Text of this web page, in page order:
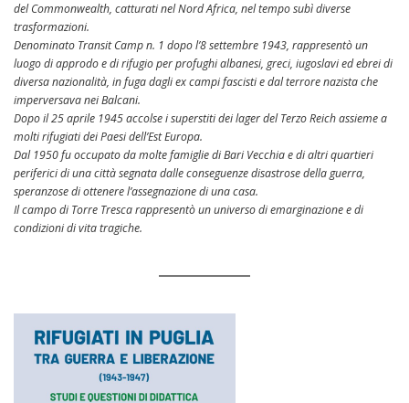
del Commonwealth, catturati nel Nord Africa, nel tempo subì diverse
trasformazioni.
Denominato Transit Camp n. 1 dopo l’8 settembre 1943, rappresentò un
luogo di approdo e di rifugio per profughi albanesi, greci, iugoslavi ed ebrei di
diversa nazionalità, in fuga dagli ex campi fascisti e dal terrore nazista che
imperversava nei Balcani.
Dopo il 25 aprile 1945 accolse i superstiti dei lager del Terzo Reich assieme a
molti rifugiati dei Paesi dell’Est Europa.
Dal 1950 fu occupato da molte famiglie di Bari Vecchia e di altri quartieri
periferici di una città segnata dalle conseguenze disastrose della guerra,
speranzose di ottenere l’assegnazione di una casa.
Il campo di Torre Tresca rappresentò un universo di emarginazione e di
condizioni di vita tragiche.